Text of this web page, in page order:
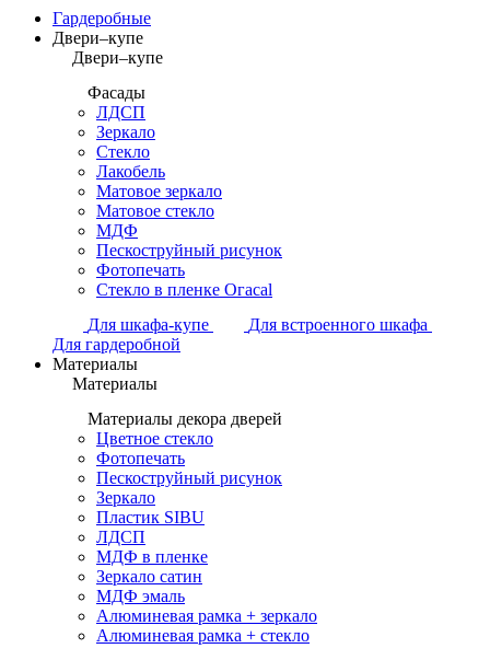
Гардеробные
Двери–купе
Двери–купе
Фасады
ЛДСП
Зеркало
Стекло
Лакобель
Матовое зеркало
Матовое стекло
МДФ
Пескоструйный рисунок
Фотопечать
Стекло в пленке Огасаl
Для шкафа-купе
Для встроенного шкафа
Для гардеробной
Материалы
Материалы
Материалы декора дверей
Цветное стекло
Фотопечать
Пескоструйный рисунок
Зеркало
Пластик SIBU
ЛДСП
МДФ в пленке
Зеркало сатин
МДФ эмаль
Алюминевая рамка + зеркало
Алюминевая рамка + стекло